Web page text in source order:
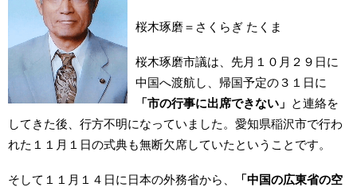
桜木琢磨＝さくらぎ たくま
桜木琢磨市議は、先月１０月２９日に
中国へ渡航し、帰国予定の３１日に
「市の行事に出席できない」 と連絡を
してきた後、行方不明になっていました。愛知県稲沢市で行わ
れた１１月１日の式典も無断欠席していたということです。
そして１１月１４日に日本の外務省から、
「中国の広東省の空